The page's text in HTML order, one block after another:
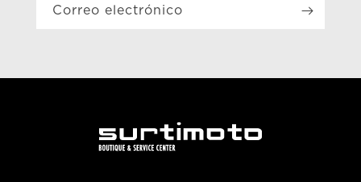
Correo electrónico